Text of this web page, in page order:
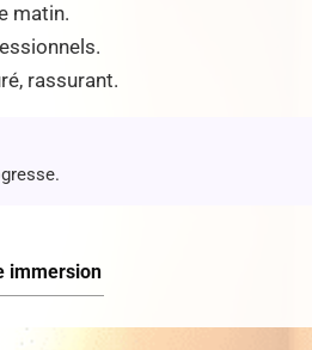
matin.
rassurant.
immersion